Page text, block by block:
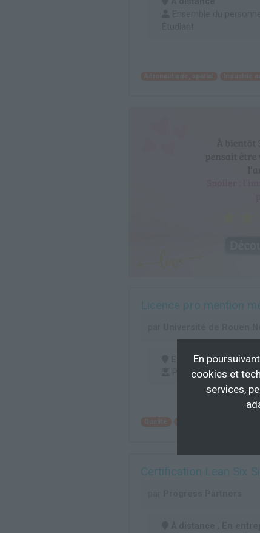
Licence pro mention
En centre(27)
Professionnalisation
Certification Lean Six
En
cookies et
services,